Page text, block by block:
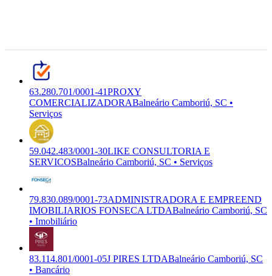
63.280.701/0001-41PROXY
COMERCIALIZADORABalneário Camboriú, SC •
Serviços
59.042.483/0001-30LIKE CONSULTORIA E
SERVICOSBalneário Camboriú, SC • Serviços
79.830.089/0001-73ADMINISTRADORA E EMPREEND
IMOBILIARIOS FONSECA LTDABalneário Camboriú, SC
• Imobiliário
83.114.801/0001-05J PIRES LTDABalneário Camboriú, SC
• Bancário